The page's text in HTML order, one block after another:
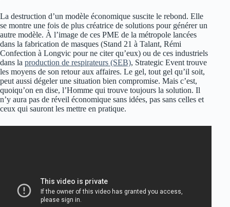
La destruction d’un modèle économique suscite le rebond. Elle
se montre une fois de plus créatrice de solutions pour générer un
autre modèle. À l’image de ces PME de la métropole lancées
dans la fabrication de masques (Stand 21 à Talant, Rémi
Confection à Longvic pour ne citer qu’eux) ou de ces industriels
dans la production de respirateurs (SEB), Strategic Event trouve
les moyens de son retour aux affaires. Le gel, tout gel qu’il soit,
peut aussi dégeler une situation bien compromise. Mais c’est,
quoiqu’on en dise, l’Homme qui trouve toujours la solution. Il
n’y aura pas de réveil économique sans idées, pas sans celles et
ceux qui sauront les mettre en pratique.